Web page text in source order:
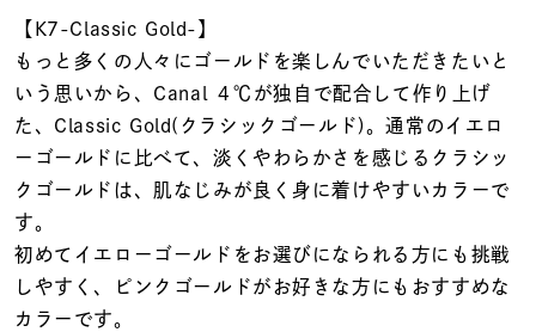
レディース
リングサイズ
メンズ
リングサイズ
～
価格 ¥0
【K7-Classic Gold-】
もっと多くの人々にゴールドを楽しんでいただきたいと
いう思いから、Canal ４℃が独自で配合して作り上げ
た、Classic Gold(クラシックゴールド)。通常のイエロ
ーゴールドに比べて、淡くやわらかさを感じるクラシッ
クゴールドは、肌なじみが良く身に着けやすいカラーで
す。
初めてイエローゴールドをお選びになられる方にも挑戦
しやすく、ピンクゴールドがお好きな方にもおすすめな
カラーです。